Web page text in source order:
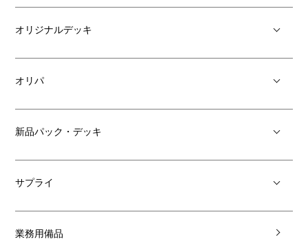
オリジナルデッキ
オリパ
新品パック・デッキ
サプライ
業務用備品